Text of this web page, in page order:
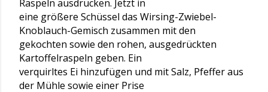
Raspeln ausdrücken. Jetzt in
eine größere Schüssel das Wirsing-Zwiebel-
Knoblauch-Gemisch zusammen mit den
gekochten sowie den rohen, ausgedrückten
Kartoffelraspeln geben. Ein
verquirltes Ei hinzufügen und mit Salz, Pfeffer aus
der Mühle sowie einer Prise